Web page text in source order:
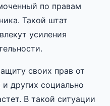
по правам
Такой штат
усиления
своих прав от
других социально
В такой ситуации